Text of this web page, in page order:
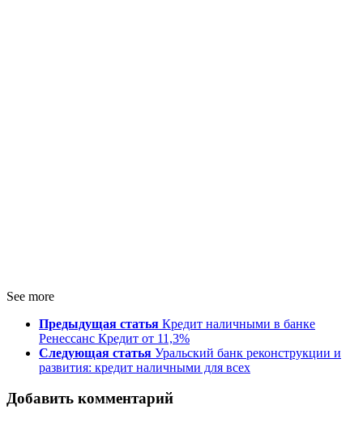
See more
Предыдущая статья Кредит наличными в банке
Ренессанс Кредит от 11,3%
Следующая статья Уральский банк реконструкции и
развития: кредит наличными для всех
Добавить комментарий